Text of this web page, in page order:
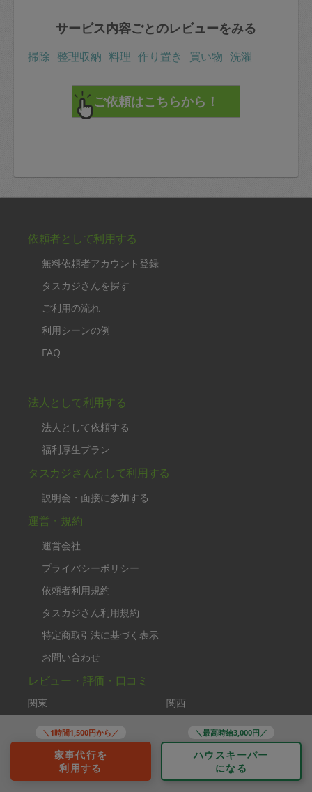
＼1時間1,500円から／
家事代行を
利用する
＼最高時給3,000円／
ハウスキーパー
になる
サービス内容ごとのレビューをみる
掃除 整理収納 料理 作り置き 買い物 洗濯
依頼者として利用する
無料依頼者アカウント登録
タスカジさんを探す
ご利用の流れ
利用シーンの例
FAQ
法人として利用する
法人として依頼する
福利厚生プラン
タスカジさんとして利用する
説明会・面接に参加する
運営・規約
運営会社
プライバシーポリシー
依頼者利用規約
タスカジさん利用規約
特定商取引法に基づく表示
お問い合わせ
レビュー・評価・口コミ
関東
神奈川県
千葉県
関西
兵庫県